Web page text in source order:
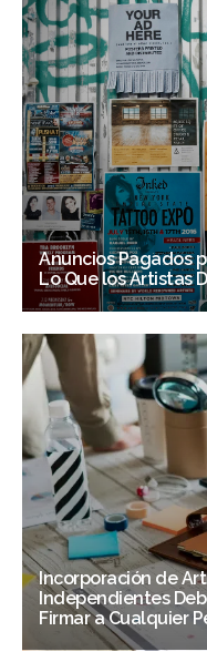
Anuncios Pagados
Lo Que los Artistas
Incorporación de
Independientes
Firmar a Cualquier